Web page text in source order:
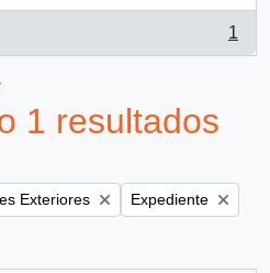
1
1 resultados
Exteriores Remove filter:
Expediente